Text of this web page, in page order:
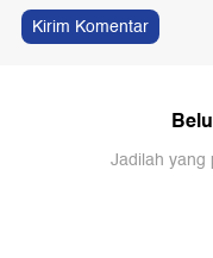
Kirim Komentar
Jadilah yang